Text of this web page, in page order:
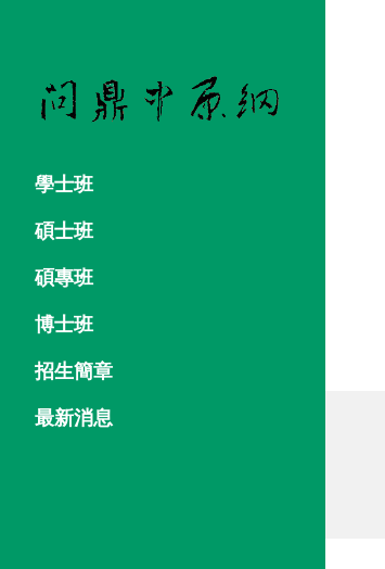
學士班
碩士班
碩專班
博士班
招生簡章
最新消息